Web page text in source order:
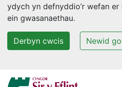
ydych yn defnyddio’r wefan
ein gwasanaethau.
Derbyn cwcis Newid
Neidio i'r prif gynnwys